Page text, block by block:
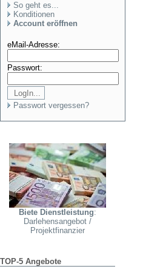
So geht es...
Konditionen
Account eröffnen
eMail-Adresse:
Passwort:
Passwort vergessen?
Biete Dienstleistung:
Darlehensangebot /
Projektfinanzier
TOP-5 Angebote